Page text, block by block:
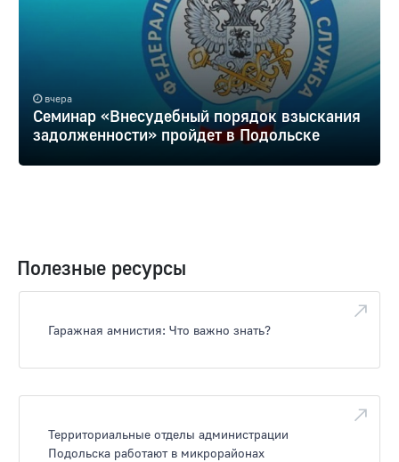
вчера
Семинар «Внесудебный порядок взыскания
задолженности» пройдет в Подольске
Полезные ресурсы
Гаражная амнистия: Что важно знать?
Территориальные отделы администрации
Подольска работают в микрорайонах